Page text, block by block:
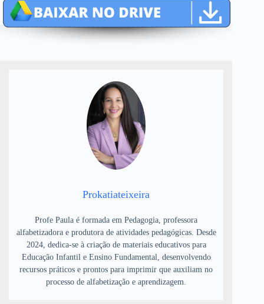
Prokatiateixeira
Profe Paula é formada em Pedagogia, professora
alfabetizadora e produtora de atividades pedagógicas. Desde
2024, dedica-se à criação de materiais educativos para
Educação Infantil e Ensino Fundamental, desenvolvendo
recursos práticos e prontos para imprimir que auxiliam no
processo de alfabetização e aprendizagem.